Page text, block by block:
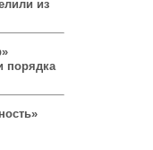
из
порядка